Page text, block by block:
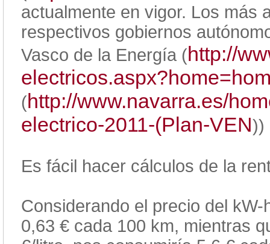
actualmente en vigor. Los más
respectivos gobiernos
Vasco de la Energía (http://
(http://www.navarra.es/
electrico-2011-(Plan-VEN))
Es fácil hacer cálculos de la
Considerando el precio del
0,63 € cada 100 km, mientras